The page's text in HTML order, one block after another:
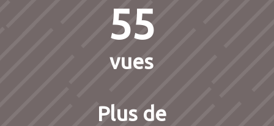
55
vues
Plus de